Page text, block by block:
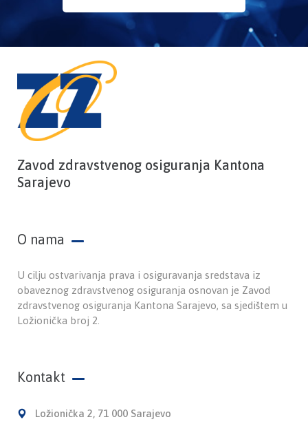
Zavod zdravstvenog osiguranja Kantona
Sarajevo
O nama
U cilju ostvarivanja prava i osiguravanja sredstava iz
obaveznog zdravstvenog osiguranja osnovan je Zavod
zdravstvenog osiguranja Kantona Sarajevo, sa sjedištem u
Ložionička broj 2.
Kontakt
Ložionička 2, 71 000 Sarajevo